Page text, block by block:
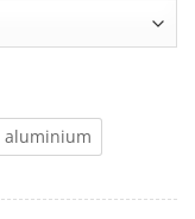
aluminium